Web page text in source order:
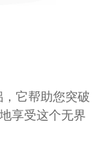
它帮助您突破
享受这个无界